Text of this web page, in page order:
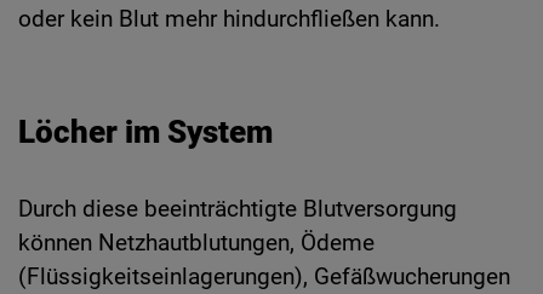
oder kein Blut mehr hindurchfließen kann.
Löcher im System
Durch diese beeinträchtigte Blutversorgung
können Netzhautblutungen, Ödeme
(Flüssigkeitseinlagerungen), Gefäßwucherungen